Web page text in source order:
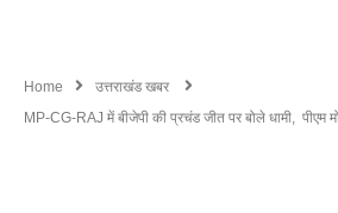
Home
उत्तराखंड खबर
MP-CG-RAJ में बीजेपी की प्रचंड जीत पर बोले धामी, पीएम